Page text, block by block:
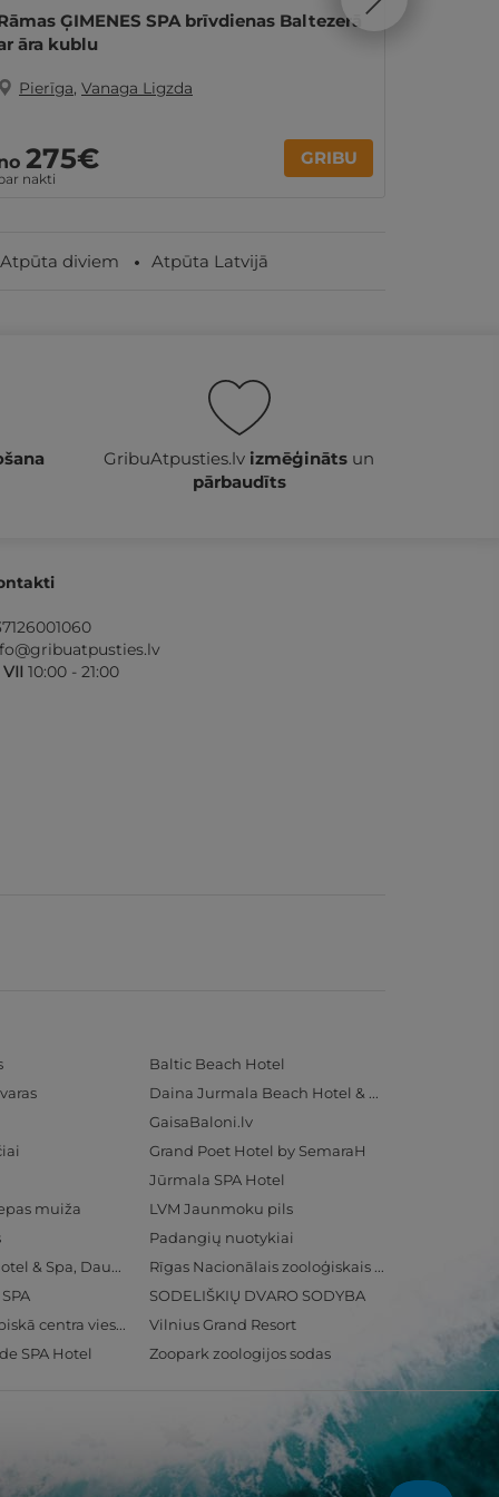
ĢIMENES SPA brīvdienas Baltezerā
āra kublu
Pierīga, Vanaga Ligzda
275€
nakti
GRIBU
Atpūta diviem Atpūta Latvijā
GribuAtpusties.lv izmēģināts un
pārbaudīts
VII 10:00 - 21:00
Baltic Beach Hotel
Daina Jurmala Beach Hotel & SPA
GaisaBaloni.lv
Grand Poet Hotel by SemaraH
Jūrmala SPA Hotel
muiža
LVM Jaunmoku pils
Padangių nuotykiai
Radisson Blu Hotel & Spa, Daugava Riga
Rīgas Nacionālais zooloģiskais dārzs
SODELIŠKIŲ DVARO SODYBA
Ventspils Olimpiskā centra viesnīca
Vilnius Grand Resort
SPA Hotel Zoopark zoologijos sodas